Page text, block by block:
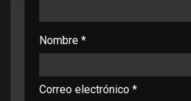
Nombre *
Correo electrónico *